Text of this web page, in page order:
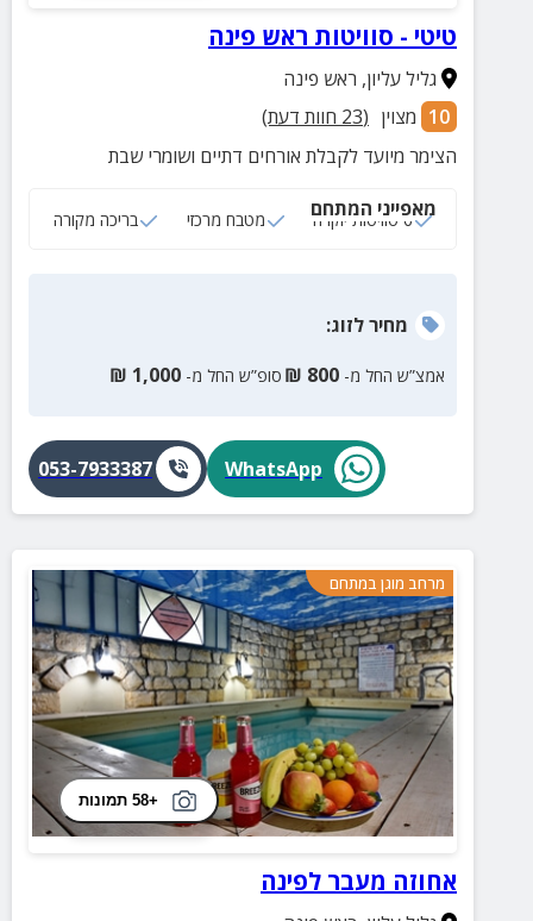
טיטי - סוויטות ראש פינה
גליל עליון, ראש פינה
10 מצוין (
23 חוות דעת)
הצימר מיועד לקבלת אורחים דתיים ושומרי שבת
מאפייני המתחם
6 סוויטות יוקרה מטבח מרכזי בריכה מקורה
מחירלזוג:
אמצ”ש החל מ- 800
₪ סופ”ש החל מ- 1,000
₪
WhatsApp
053-7933387
מרחב מוגן במתחם
+58 תמונות
אחוזה מעבר לפינה